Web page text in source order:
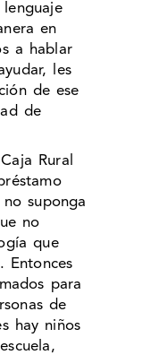
en
a hablar
les
de ese
de
Rural
suponga
no
que
Entonces
para
de
hay niños